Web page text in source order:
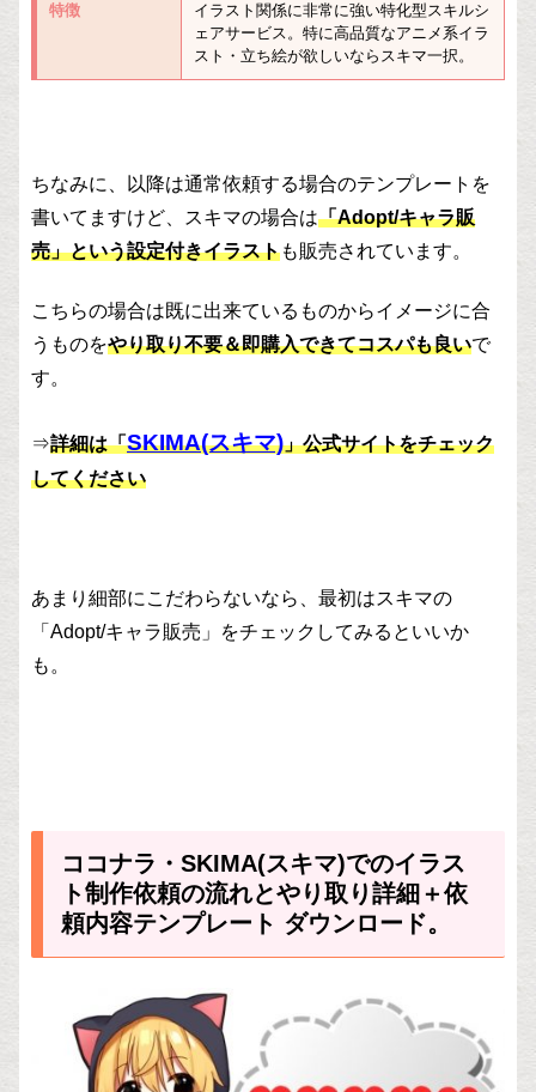
特徴
イラスト関係に非常に強い特化型スキルシ
ェアサービス。特に高品質なアニメ系イラ
スト・立ち絵が欲しいならスキマ一択。
ちなみに、以降は通常依頼する場合のテンプレートを
書いてますけど、スキマの場合は「Adopt/キャラ販
売」という設定付きイラストも販売されています。
こちらの場合は既に出来ているものからイメージに合
うものをやり取り不要＆即購入できてコスパも良いで
す。
⇒詳細は「SKIMA(スキマ)」公式サイトをチェック
してください
あまり細部にこだわらないなら、最初はスキマの
「Adopt/キャラ販売」をチェックしてみるといいか
も。
ココナラ・SKIMA(スキマ)でのイラス
ト制作依頼の流れとやり取り詳細＋依
頼内容テンプレート ダウンロード。